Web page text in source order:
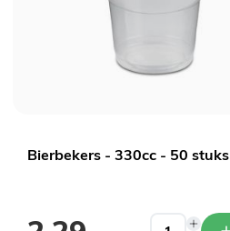
Bierbekers - 330cc - 50 stuks